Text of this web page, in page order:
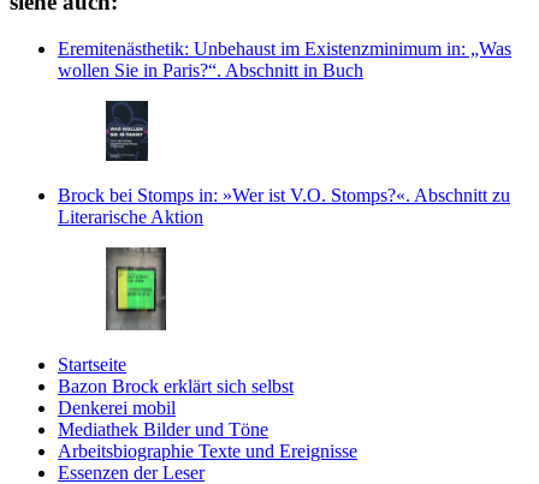
Eremitenästhetik: Unbehaust im Existenzminimum in: „Was
wollen Sie in Paris?“. Abschnitt in Buch
Brock bei Stomps in: »Wer ist V.O. Stomps?«. Abschnitt zu
Literarische Aktion
Startseite
Bazon Brock erklärt sich selbst
Denkerei mobil
Mediathek Bilder und Töne
Arbeitsbiographie Texte und Ereignisse
Essenzen der Leser